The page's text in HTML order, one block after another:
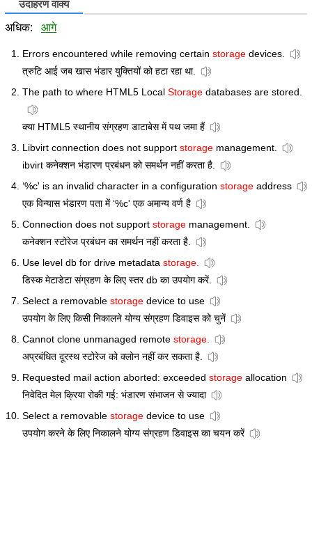
उदाहरण वाक्य
अधिक: आगे
Errors encountered while removing certain storage devices.
त्रुटि आई जब खास भंडार युक्तियों को हटा रहा था.
The path to where HTML5 Local Storage databases are stored.
क्या HTML5 स्थानीय संग्रहण डाटाबेस में पथ जमा हैं
Libvirt connection does not support storage management.
ibvirt कनेक्शन भंडारण प्रबंधन को समर्थन नहीं करता है.
‘%c' is an invalid character in a configuration storage address
एक विन्यास भंडारण पता में ‘%c' एक अमान्य वर्ण है
Connection does not support storage management.
कनेक्शन स्टोरेज प्रबंधन का समर्थन नहीं करता है.
Use level db for drive metadata storage.
डिस्क मेटाडेटा संग्रहण के लिए स्तर db का उपयोग करें.
Select a removable storage device to use
उपयोग के लिए किसी निकालने योग्य संग्रहण डिवाइस को चुनें
Cannot clone unmanaged remote storage.
अप्रबंधित दूरस्थ स्टोरेज को क्लोन नहीं कर सकता है.
Requested mail action aborted: exceeded storage allocation
निवेदित मेल क्रिया रोकी गई: भंडारण संभाजन से ज्यादा
Select a removable storage device to use
उपयोग करने के लिए निकालने योग्य संग्रहण डिवाइस का चयन करें